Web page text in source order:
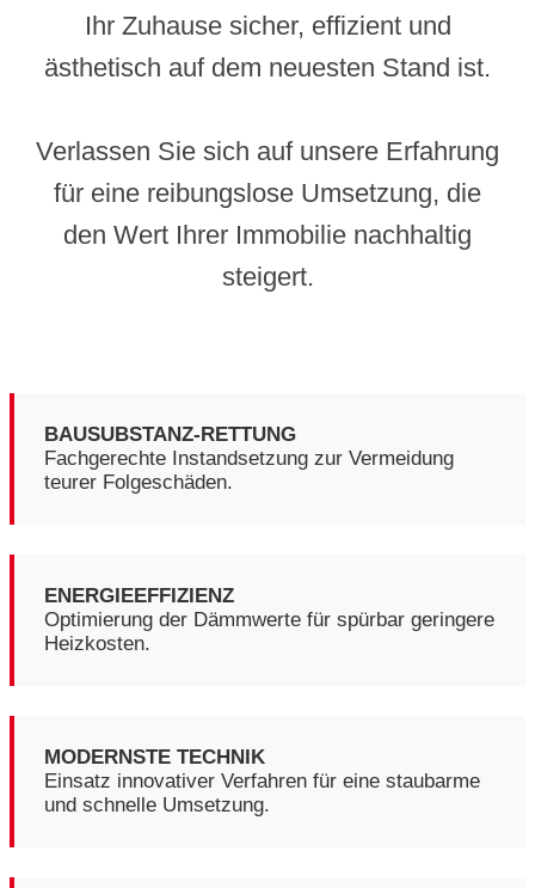
Ihr Zuhause sicher, effizient und
ästhetisch auf dem neuesten Stand ist.
Verlassen Sie sich auf unsere Erfahrung
für eine reibungslose Umsetzung, die
den Wert Ihrer Immobilie nachhaltig
steigert.
BAUSUBSTANZ-RETTUNG
Fachgerechte Instandsetzung zur Vermeidung
teurer Folgeschäden.
ENERGIEEFFIZIENZ
Optimierung der Dämmwerte für spürbar geringere
Heizkosten.
MODERNSTE TECHNIK
Einsatz innovativer Verfahren für eine staubarme
und schnelle Umsetzung.